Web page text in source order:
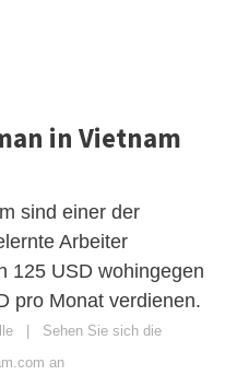
in Vietnam
sind einer der
Arbeiter
125 USD wohingegen
pro Monat verdienen.
| Sehen Sie sich die
an